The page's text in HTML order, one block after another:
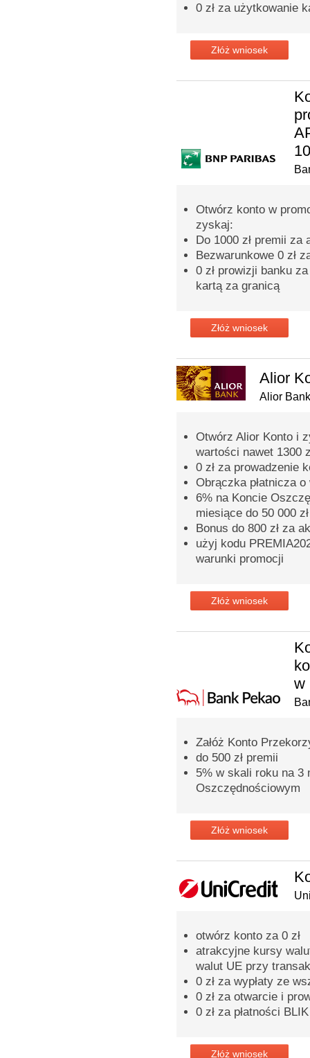
0 zł za użytkowanie
Złóż wniosek
Otwórz konto w
zyskaj:
Do 1000 zł premii za
Bezwarunkowe 0 zł
0 zł prowizji banku
kartą za granicą
Złóż wniosek
Alior
Alior Bank
Otwórz Alior Konto i
wartości nawet 1300
0 zł za prowadzenie
Obrączka płatnicza o
6% na Koncie
miesiące do 50 000 zł
Bonus do 800 zł za
użyj kodu
warunki promocji
Złóż wniosek
w
Załóż Konto
do 500 zł premii
5% w skali roku na 3
Oszczędnościowym
Złóż wniosek
otwórz konto za 0 zł
atrakcyjne kursy
walut UE przy
0 zł za wypłaty ze
0 zł za otwarcie i
0 zł za płatności
Złóż wniosek